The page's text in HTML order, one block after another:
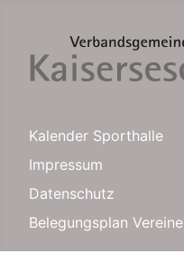
Kalender Sporthalle
Impressum
Datenschutz
Belegungsplan Vereine